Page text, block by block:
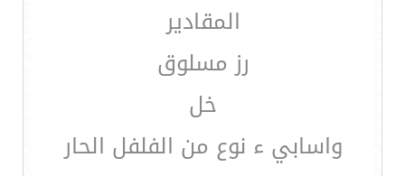
المقادير
رز مسلوق
خل
واسابي ء نوع من الفلفل الحار